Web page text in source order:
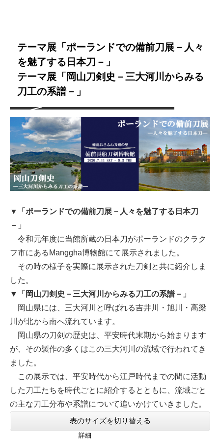
テーマ展「ポーランドでの備前刀展－人々
を魅了する日本刀－」
テーマ展「岡山刀剣史－三大河川からみる
刀工の系譜－」
▼「ポーランドでの備前刀展－人々を魅了する日本刀
－」
令和元年度に当館所蔵の日本刀がポーランドのクラク
フ市にあるManggha博物館にて展示されました。
その時の様子を実際に展示された刀剣と共に紹介しま
した。
▼「岡山刀剣史－三大河川からみる刀工の系譜－」
岡山県には、三大河川と呼ばれる吉井川・旭川・高梁
川が北から南へ流れています。
岡山県の刀剣の歴史は、平安時代末期から始まります
が、その製作の多くはこの三大河川の流域で行われてき
ました。
この展示では、平安時代から江戸時代までの間に活動
した刀工たちを時代ごとに紹介するとともに、流域ごと
の主な刀工分布や系譜について追いかけていきました。
表のサイズを切り替える
詳細